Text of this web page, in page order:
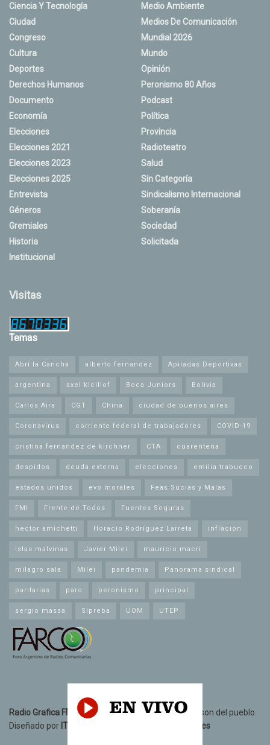
Ciencia Y Tecnología
Ciudad
Congreso
Cultura
Deportes
Derechos Humanos
Documento
Economía
Elecciones
Elecciones 2021
Elecciones 2023
Elecciones 2025
Entrevista
Géneros
Gremiales
Historia
Institucional
Medio Ambiente
Medios De Comunicación
Mundial 2026
Mundo
Opinión
Peronismo 80 Años
Podcast
Política
Provincia
Radioteatro
Salud
Sin Categoría
Sindicalismo Internacional
Soberanía
Sociedad
Solicitada
Visitas
Temas
Abrí la Cancha alberto fernandez Apiladas Deportivas
argentina axel kicillof Boca Juniors Bolivia
Carlos Aira CGT China ciudad de buenos aires
Coronavirus corriente federal de trabajadores COVID-19
cristina fernandez de kirchner CTA cuarentena
despidos deuda externa elecciones emilia trabucco
estados unidos evo morales Feas Sucias y Malas
FMI Frente de Todos Fuentes Seguras
hector amichetti Horacio Rodríguez Larreta inflación
islas malvinas Javier Milei mauricio macri
milagro sala Milei pandemia Panorama sindical
paritarias paro peronismo principal
sergio massa Sipreba UOM UTEP
Radio Grafica FM 89.3© 2021. Todos los derechos son del pueblo.
Diseñado por IT10 Informatica y Telecomunicaciones